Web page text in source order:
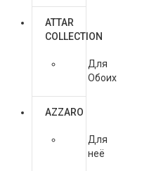
ATTAR
COLLECTION
Для
Обоих
AZZARO
Для
неё